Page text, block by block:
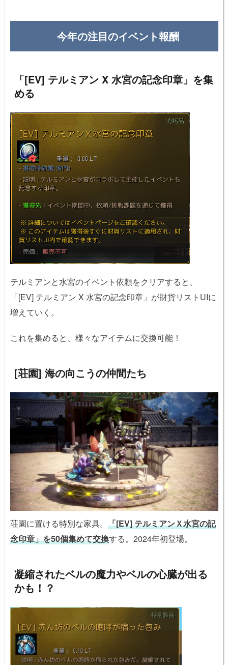
今年の注目のイベント報酬
「[EV] テルミアン X 水宮の記念印章」を集
める
テルミアンと水宮のイベント依頼をクリアすると、
「[EV] テルミアン X 水宮の記念印章」が財貨リストUIに
増えていく。
これを集めると、様々なアイテムに交換可能！
[荘園] 海の向こうの仲間たち
荘園に置ける特別な家具。 「[EV] テルミアンＸ水宮の記
念印章」を50個集めて交換する。2024年初登場。
凝縮されたベルの魔力やベルの心臓が出る
かも！？